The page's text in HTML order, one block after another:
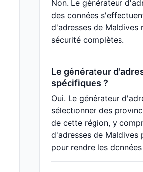
Non. Le générateur
des données
d'adresses de Maldives
sécurité complètes.
Le générateur
spécifiques ?
Oui. Le générateur
sélectionner des
de cette région, y
d'adresses de Maldives
pour rendre les